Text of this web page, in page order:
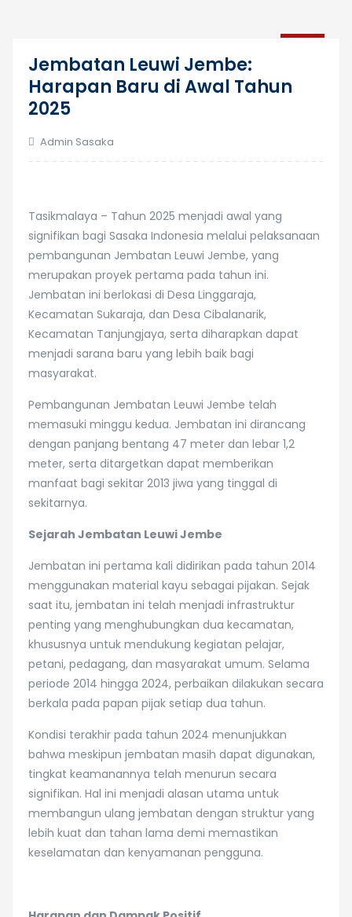
Jembatan Leuwi Jembe:
Harapan Baru di Awal Tahun
2025
Admin Sasaka
Tasikmalaya – Tahun 2025 menjadi awal yang
signifikan bagi Sasaka Indonesia melalui pelaksanaan
pembangunan Jembatan Leuwi Jembe, yang
merupakan proyek pertama pada tahun ini.
Jembatan ini berlokasi di Desa Linggaraja,
Kecamatan Sukaraja, dan Desa Cibalanarik,
Kecamatan Tanjungjaya, serta diharapkan dapat
menjadi sarana baru yang lebih baik bagi
masyarakat.
Pembangunan Jembatan Leuwi Jembe telah
memasuki minggu kedua. Jembatan ini dirancang
dengan panjang bentang 47 meter dan lebar 1,2
meter, serta ditargetkan dapat memberikan
manfaat bagi sekitar 2013 jiwa yang tinggal di
sekitarnya.
Sejarah Jembatan Leuwi Jembe
Jembatan ini pertama kali didirikan pada tahun 2014
menggunakan material kayu sebagai pijakan. Sejak
saat itu, jembatan ini telah menjadi infrastruktur
penting yang menghubungkan dua kecamatan,
khususnya untuk mendukung kegiatan pelajar,
petani, pedagang, dan masyarakat umum. Selama
periode 2014 hingga 2024, perbaikan dilakukan secara
berkala pada papan pijak setiap dua tahun.
Kondisi terakhir pada tahun 2024 menunjukkan
bahwa meskipun jembatan masih dapat digunakan,
tingkat keamanannya telah menurun secara
signifikan. Hal ini menjadi alasan utama untuk
membangun ulang jembatan dengan struktur yang
lebih kuat dan tahan lama demi memastikan
keselamatan dan kenyamanan pengguna.